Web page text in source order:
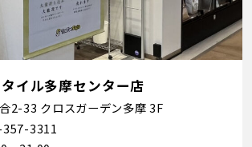
イル多摩センター店
2-33 クロスガーデン多摩 3F
3311